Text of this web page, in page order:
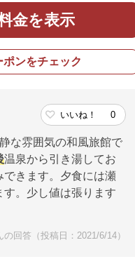
金を表示
ポンをチェック
いいね！ 0
な雰囲気の和風旅館で
温泉から引き湯してお
できます。夕食には瀬
。少し値は張ります
回答（投稿日：2021/6/14）